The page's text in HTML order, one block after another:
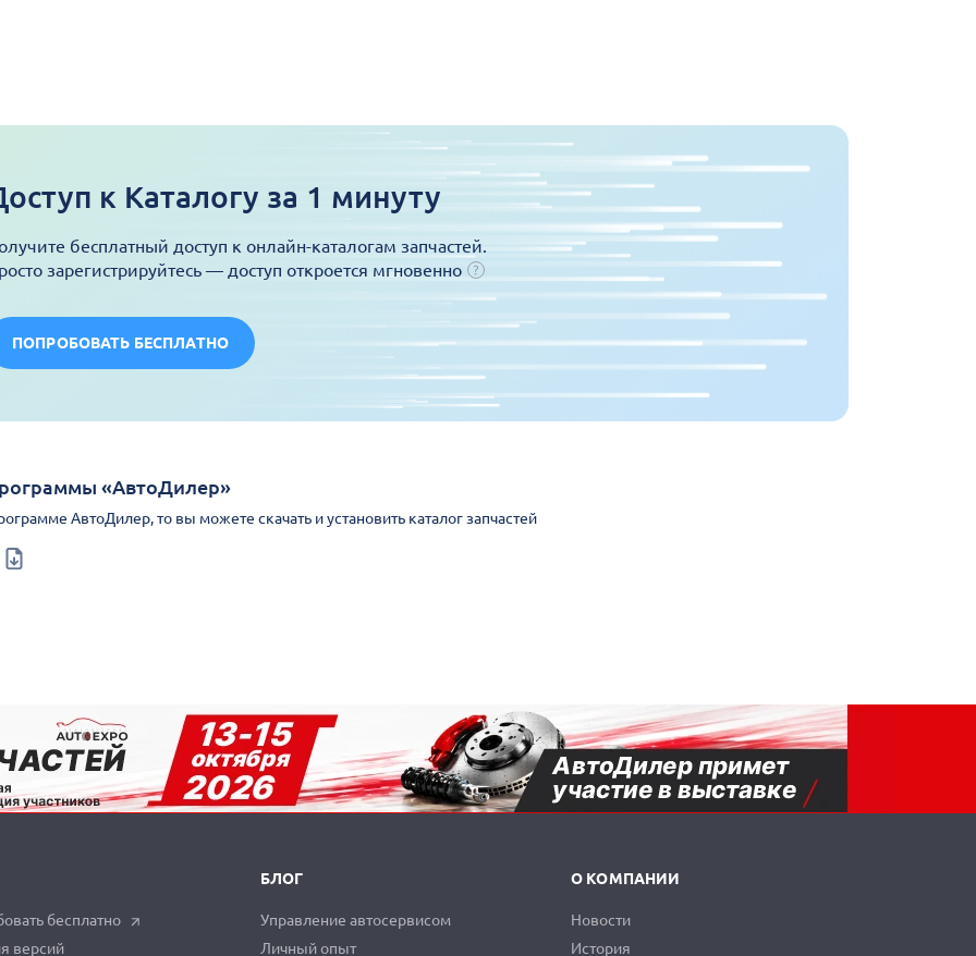
к Каталогу за 1 минуту
бесплатный доступ к онлайн-каталогам запчастей.
зарегистрируйтесь — доступ откроется мгновенно
ПОПРОБОВАТЬ БЕСПЛАТНО
«АвтоДилер»
АвтоДилер, то вы можете скачать и установить каталог запчастей
бесплатно
версий
БЛОГ
Управление автосервисом
Личный опыт
О КОМПАНИИ
Новости
История